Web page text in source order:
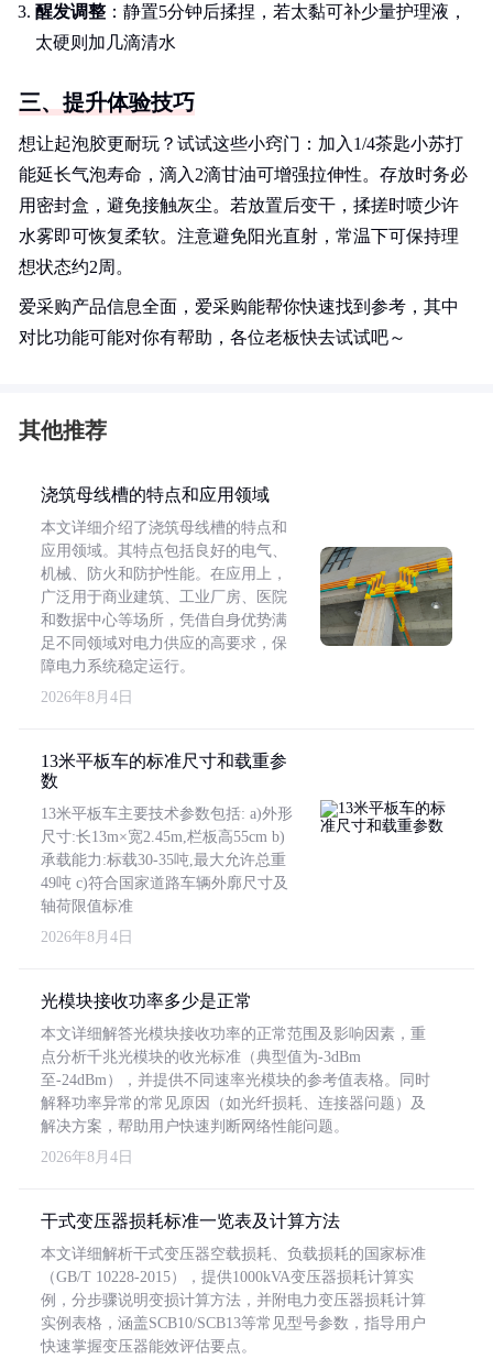
醒发调整 ：静置5分钟后揉捏，若太黏可补少量护理液，
太硬则加几滴清水
三、提升体验技巧
想让起泡胶更耐玩？试试这些小窍门：加入1/4茶匙小苏打
能延长气泡寿命，滴入2滴甘油可增强拉伸性。存放时务必
用密封盒，避免接触灰尘。若放置后变干，揉搓时喷少许
水雾即可恢复柔软。注意避免阳光直射，常温下可保持理
想状态约2周。
爱采购产品信息全面，爱采购能帮你快速找到参考，其中
对比功能可能对你有帮助，各位老板快去试试吧～
其他推荐
浇筑母线槽的特点和应用领域
本文详细介绍了浇筑母线槽的特点和
应用领域。其特点包括良好的电气、
机械、防火和防护性能。在应用上，
广泛用于商业建筑、工业厂房、医院
和数据中心等场所，凭借自身优势满
足不同领域对电力供应的高要求，保
障电力系统稳定运行。
2026年8月4日
13米平板车的标准尺寸和载重参
数
13米平板车主要技术参数包括: a)外形
尺寸:长13m×宽2.45m,栏板高55cm b)
承载能力:标载30-35吨,最大允许总重
49吨 c)符合国家道路车辆外廓尺寸及
轴荷限值标准
2026年8月4日
光模块接收功率多少是正常
本文详细解答光模块接收功率的正常范围及影响因素，重
点分析千兆光模块的收光标准（典型值为-3dBm
至-24dBm），并提供不同速率光模块的参考值表格。同时
解释功率异常的常见原因（如光纤损耗、连接器问题）及
解决方案，帮助用户快速判断网络性能问题。
2026年8月4日
干式变压器损耗标准一览表及计算方法
本文详细解析干式变压器空载损耗、负载损耗的国家标准
（GB/T 10228-2015），提供1000kVA变压器损耗计算实
例，分步骤说明变损计算方法，并附电力变压器损耗计算
实例表格，涵盖SCB10/SCB13等常见型号参数，指导用户
快速掌握变压器能效评估要点。